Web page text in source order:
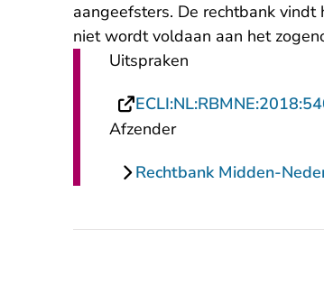
aangeefsters. De rechtbank
niet wordt voldaan aan het
Uitspraken
Afzender
Rechtbank Midden-